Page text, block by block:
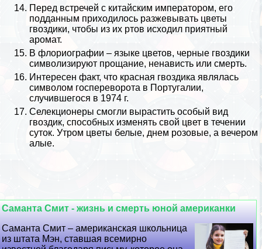
Перед встречей с китайским императором, его
подданным приходилось разжевывать цветы
гвоздики, чтобы из их ртов исходил приятный
аромат.
В флориографии – языке цветов, черные гвоздики
символизируют прощание, ненависть или cмepть.
Интересен факт, что красная гвоздика являлась
символом госпереворота в Португалии,
случившегося в 1974 г.
Селекционеры смогли вырастить особый вид
гвоздик, способных изменять свой цвет в течении
суток. Утром цветы белые, днем розовые, а вечером
алые.
Саманта Смит - жизнь и cмepть юной американки
Саманта Смит – американская школьница
из штата Мэн, ставшая всемирно